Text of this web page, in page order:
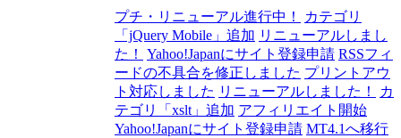
プチ・リニューアル進行中！
カテゴリ
「jQuery Mobile」追加 リニューアルしまし
た！
Yahoo!Japanにサイト登録申請 RSSフィ
ードの不具合を修正しました プリントアウ
ト対応しました リニューアルしました！
カ
テゴリ「xslt」追加 アフィリエイト開始
Yahoo!Japanにサイト登録申請 MT4.1へ移行